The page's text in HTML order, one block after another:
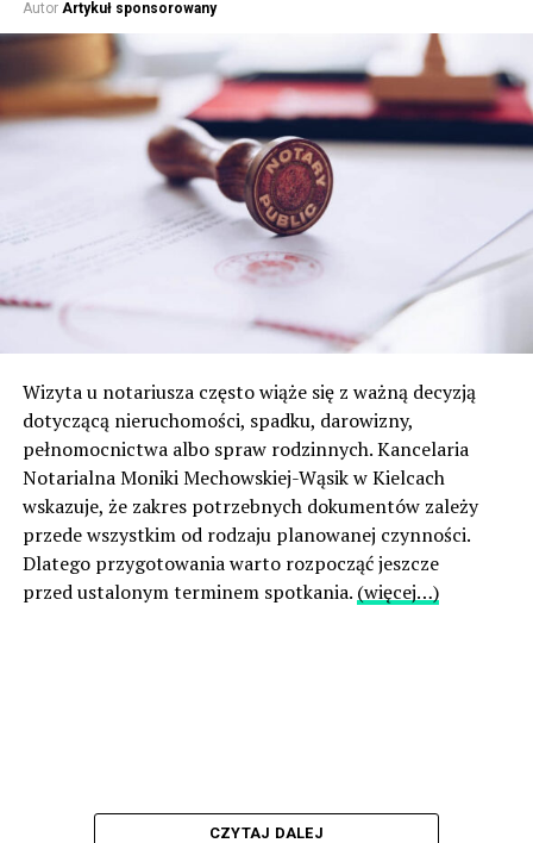
Autor Artykuł sponsorowany
Wizyta u notariusza często wiąże się z ważną decyzją
dotyczącą nieruchomości, spadku, darowizny,
pełnomocnictwa albo spraw rodzinnych. Kancelaria
Notarialna Moniki Mechowskiej-Wąsik w Kielcach
wskazuje, że zakres potrzebnych dokumentów zależy
przede wszystkim od rodzaju planowanej czynności.
Dlatego przygotowania warto rozpocząć jeszcze
przed ustalonym terminem spotkania. (więcej…)
CZYTAJ DALEJ